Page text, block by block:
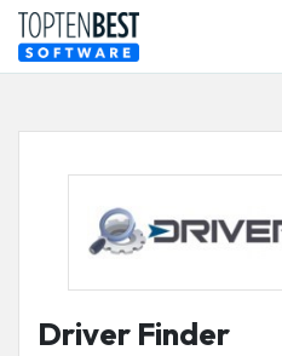
Driver Finder